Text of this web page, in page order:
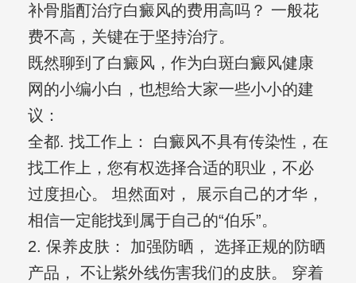
补骨脂酊治疗白癜风的费用高吗？ 一般花
费不高，关键在于坚持治疗。
既然聊到了白癜风，作为白斑白癜风健康
网的小编小白，也想给大家一些小小的建
议：
全都. 找工作上： 白癜风不具有传染性，在
找工作上，您有权选择合适的职业，不必
过度担心。 坦然面对， 展示自己的才华，
相信一定能找到属于自己的“伯乐”。
2. 保养皮肤： 加强防晒， 选择正规的防晒
产品， 不让紫外线伤害我们的皮肤。 穿着